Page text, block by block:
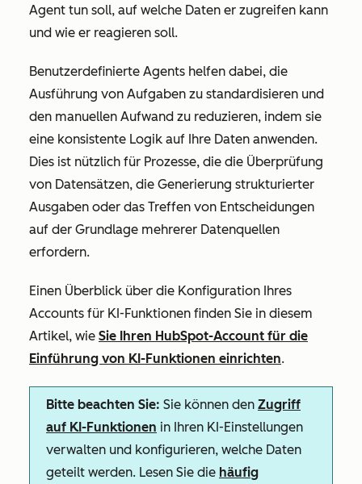
Agent tun soll, auf welche Daten er zugreifen kann
und wie er reagieren soll.
Benutzerdefinierte Agents helfen dabei, die
Ausführung von Aufgaben zu standardisieren und
den manuellen Aufwand zu reduzieren, indem sie
eine konsistente Logik auf Ihre Daten anwenden.
Dies ist nützlich für Prozesse, die die Überprüfung
von Datensätzen, die Generierung strukturierter
Ausgaben oder das Treffen von Entscheidungen
auf der Grundlage mehrerer Datenquellen
erfordern.
Einen Überblick über die Konfiguration Ihres
Accounts für KI-Funktionen finden Sie in diesem
Artikel, wie Sie Ihren HubSpot-Account für die
Einführung von KI-Funktionen einrichten.
Bitte beachten Sie: Sie können den Zugriff
auf KI-Funktionen in Ihren KI-Einstellungen
verwalten und konfigurieren, welche Daten
geteilt werden. Lesen Sie die häufig